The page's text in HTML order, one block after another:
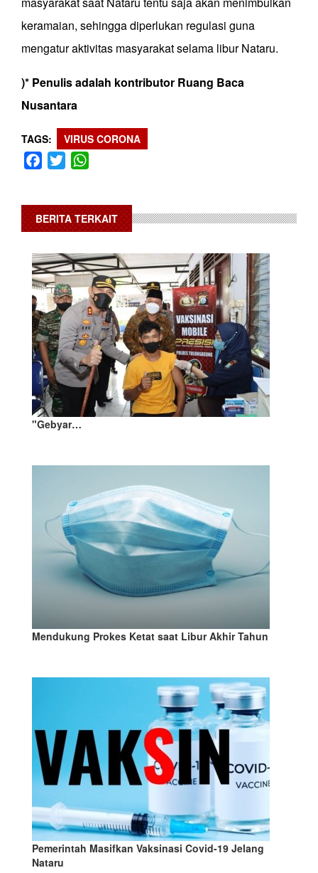
keramaian, sehingga diperlukan regulasi guna
mengatur aktivitas masyarakat selama libur Nataru.
)* Penulis adalah kontributor Ruang Baca
Nusantara
TAGS VIRUS CORONA
Facebook
Twitter
BERITA TERKAIT
"Gebyar…
Mendukung Prokes Ketat saat Libur Akhir Tahun
Pemerintah Masifkan Vaksinasi Covid-19 Jelang
Nataru